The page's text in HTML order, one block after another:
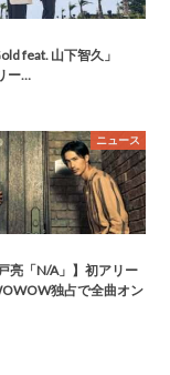
feat. 山下智久」
ー…
ニュース
亮「N/A」】初アリー
独占で全曲オン